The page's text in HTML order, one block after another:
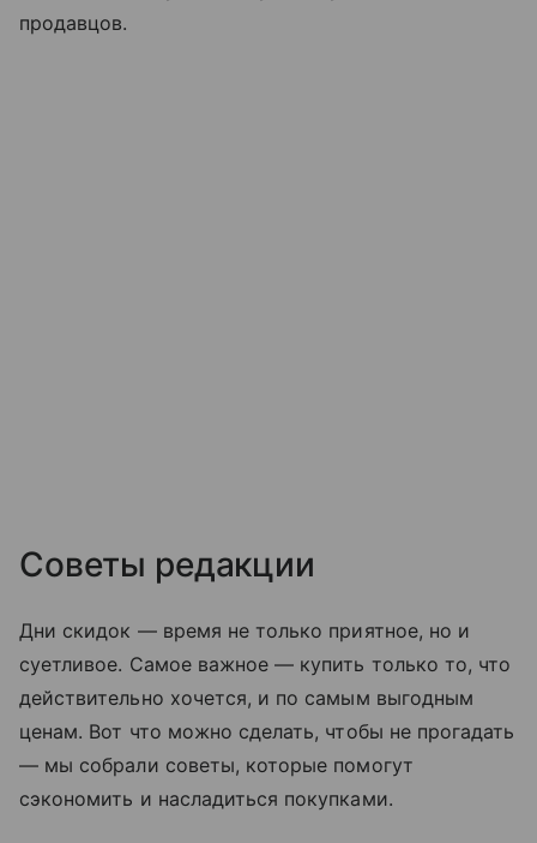
продавцов.
Советы редакции
Дни скидок — время не только приятное, но и
суетливое. Самое важное — купить только то, что
действительно хочется, и по самым выгодным
ценам. Вот что можно сделать, чтобы не прогадать
— мы собрали советы, которые помогут
сэкономить и насладиться покупками.